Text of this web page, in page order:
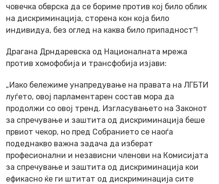
човечка обврска да се бориме против кој било облик
на дискриминација, сторена кон која било
индивидуа, без оглед на каква било припадност“!
Драгана Дрндаревска од Националната мрежа
против хомофобија и трансфобија изјави:
„Иако бележиме унапредување на правата на ЛГБТИ
луѓето, овој парламентарен состав мора да
продолжи со овој тренд. Изгласувањето на Законот
за спречување и заштита од дискриминација беше
првиот чекор, но пред Собранието се наоѓа
подеднакво важна задача да изберат
професионални и независни членови на Комисијата
за спречување и заштита од дискриминација кои
ефикасно ќе ги штитат од дискриминација сите